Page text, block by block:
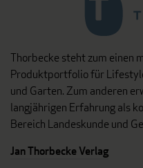
Thorbecke steht zum einen
Produktportfolio für
und Garten. Zum anderen
langjährigen Erfahrung als
Bereich Landeskunde und
Jan Thorbecke Verlag